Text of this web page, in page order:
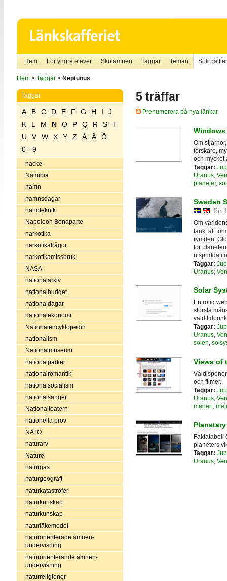
Hem För yngre elever Skolämnen Taggar Teman Sök på
Hem> Taggar> Neptunus
Taggar
A B C D E F G H I
J
K
L M N O P Q R S
T
U
V W X Y Z Å Ä
Ö
0 - 9
nacke
Namibia
namn
namnsdagar
nanoteknik
Napoleon Bonaparte
narkotika
narkotikafrågor
narkotikamissbruk
NASA
nationalarkiv
nationalbudget
nationaldagar
nationalekonomi
Nationalencyklopedin
nationalism
Nationalmuseum
nationalparker
nationalromantik
nationalsocialism
nationalsånger
Nationalteatern
nationella prov
NATO
naturarv
Nature
naturgas
naturgeografi
naturkatastrofer
naturkunskap
naturkunskap
naturläkemedel
naturorienterade ämnen-
undervisning
naturorienterande ämnen-
undervisning
naturreligioner
5 träffar
Prenumerera på nya länkar
Om
forskare,
och mycket
Taggar:
Uranus,
planeter,
Sweden
för
Om
tänkt att
rymden.
för
utspridda i
Taggar:
Uranus,
Solar
En rolig
största
vald
Taggar:
Uranus,
solen,
Views of
och filmer.
Taggar:
Uranus,
månen,
Faktatabell
planeters
Taggar:
Uranus,